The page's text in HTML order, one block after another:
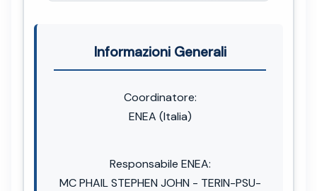
Informazioni Generali
Coordinatore:
ENEA (Italia)
Responsabile ENEA:
MC PHAIL STEPHEN JOHN - TERIN-PSU-